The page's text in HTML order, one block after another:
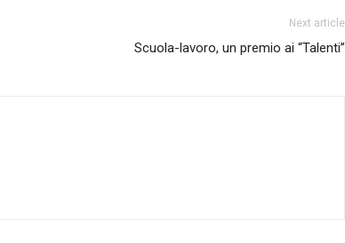
Next article
Scuola-lavoro, un premio ai “Talenti’’